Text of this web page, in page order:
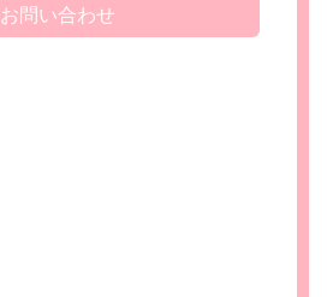
お問い合わせ